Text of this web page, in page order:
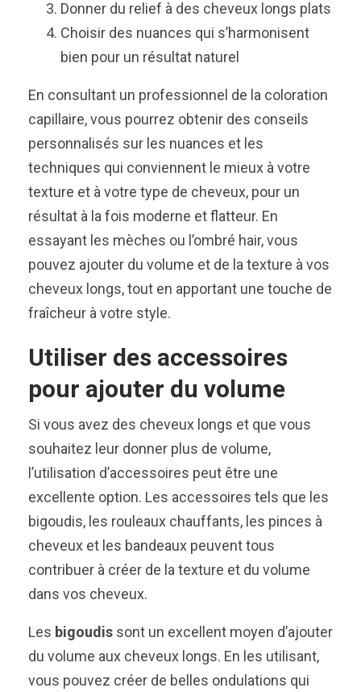
Donner du relief à des cheveux longs plats
Choisir des nuances qui s’harmonisent
bien pour un résultat naturel
En consultant un professionnel de la coloration
capillaire, vous pourrez obtenir des conseils
personnalisés sur les nuances et les
techniques qui conviennent le mieux à votre
texture et à votre type de cheveux, pour un
résultat à la fois moderne et flatteur. En
essayant les mèches ou l’ombré hair, vous
pouvez ajouter du volume et de la texture à vos
cheveux longs, tout en apportant une touche de
fraîcheur à votre style.
Utiliser des accessoires
pour ajouter du volume
Si vous avez des cheveux longs et que vous
souhaitez leur donner plus de volume,
l’utilisation d’accessoires peut être une
excellente option. Les accessoires tels que les
bigoudis, les rouleaux chauffants, les pinces à
cheveux et les bandeaux peuvent tous
contribuer à créer de la texture et du volume
dans vos cheveux.
Les bigoudis sont un excellent moyen d’ajouter
du volume aux cheveux longs. En les utilisant,
vous pouvez créer de belles ondulations qui